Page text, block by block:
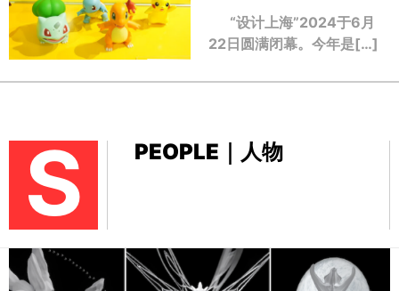
“设计上海”2024于6月
22日圆满闭幕。今年是[…]
S PEOPLE｜人物